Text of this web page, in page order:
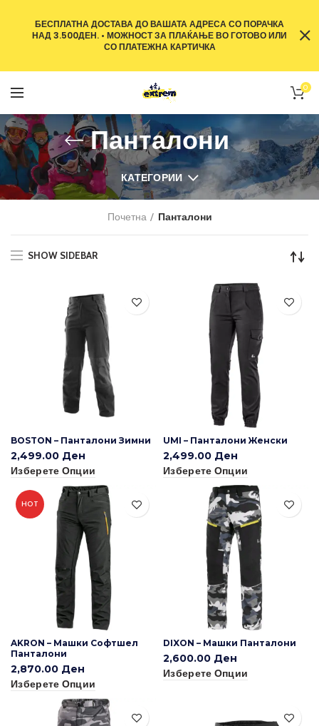
0
Панталони
КАТЕГОРИИ
Почетна Панталони
SHOW SIDEBAR
BOSTON – Панталони Зимни
2,499.00 Ден
Изберете Опции
UMI – Панталони Женски
2,499.00 Ден
Изберете Опции
HOT
AKRON – Машки Софтшел
Панталони
2,870.00 Ден
Изберете Опции
DIXON – Машки Панталони
2,600.00 Ден
Изберете Опции
БЕСПЛАТНА ДОСТАВА ДО ВАШАТА АДРЕСА СО ПОРАЧКА
НАД 3.500ДЕН. • МОЖНОСТ ЗА ПЛАЌАЊЕ ВО ГОТОВО ИЛИ
СО ПЛАТЕЖНА КАРТИЧКА